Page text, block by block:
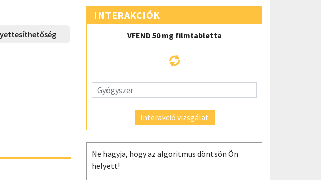
INTERAKCIÓK
VFEND 50 mg filmtabletta
Interakció vizsgálat
Ne hagyja, hogy az algoritmus döntsön Ön
helyett!